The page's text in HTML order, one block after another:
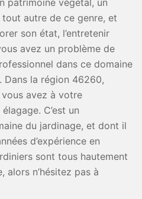
patrimoine végétal, un
autre de ce genre, et
son état, l’entretenir
avez un problème de
dans ce domaine
Dans la région 46260,
avez à votre
C’est un
du jardinage, et dont il
d’expérience en
sont tous hautement
alors n’hésitez pas à